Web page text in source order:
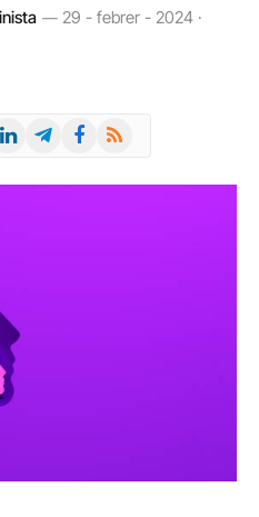
29 - febrer - 2024 ·
TelegramFacebook
RSS